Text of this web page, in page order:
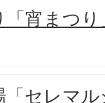
「宵まつ
「セレマ